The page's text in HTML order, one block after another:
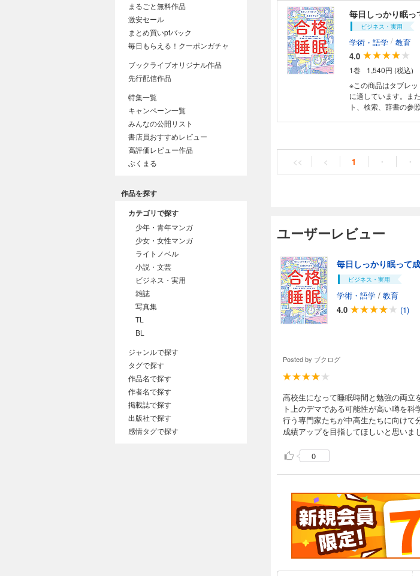
毎日しっかり眠っ
ビジネス・実用
学術・語学 / 教育
4.0
1巻
1,540円 (税込)
※この商品はタブレ
に適しています。ま
ト、検索、辞書の参照、
<< < 1 ・ ・
ユーザーレビュー
毎日しっかり眠って
ビジネス・実用
学術・語学 / 教育
4.0
(1)
Posted by ブクログ
高校生になって睡眠時間と勉強の両立
ト上のデマである可能性が高い噂を
行う専門家たちが中高生たちに向け
成績アップを目指してほしいと思いま
0
まるごと無料作品
激安セール
まとめ買いptバック
毎日もらえる！クーポンガチャ
ブックライブオリジナル作品
先行配信作品
特集一覧
キャンペーン一覧
みんなの公開リスト
書店員おすすめレビュー
高評価レビュー作品
ぶくまる
作品を探す
カテゴリで探す
少年・青年マンガ
少女・女性マンガ
ライトノベル
小説・文芸
ビジネス・実用
雑誌
写真集
TL
BL
ジャンルで探す
タグで探す
作品名で探す
作者名で探す
掲載誌で探す
出版社で探す
感情タグで探す